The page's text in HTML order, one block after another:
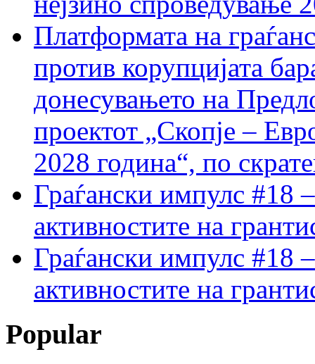
Платформата на
против корупцијата
донесувањето на
проектот „Скопје –
2028 година“, по
Граѓански импулс #18
активностите на
Граѓански импулс #18
активностите на
Popular